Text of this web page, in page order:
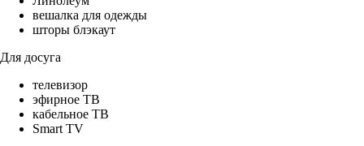
вешалка для одежды
шторы блэкаут
Для досуга
телевизор
эфирное ТВ
кабельное ТВ
Smart TV